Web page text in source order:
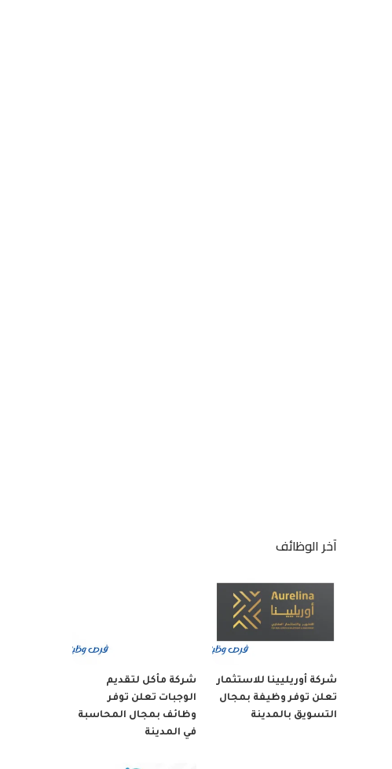
آخر الوظائف
شركة أوريليينا للاستثمار
تعلن توفر وظيفة بمجال
التسويق بالمدينة
شركة مأكل لتقديم
الوجبات تعلن توفر
وظائف بمجال المحاسبة
في المدينة